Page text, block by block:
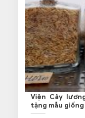
Viện Cây
tặng mẫu